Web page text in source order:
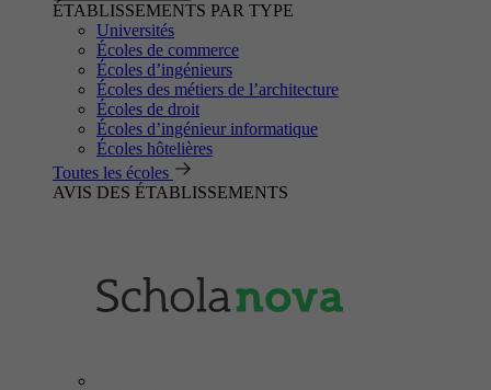
ÉTABLISSEMENTS PAR TYPE
Universités
Écoles de commerce
Écoles d’ingénieurs
Écoles des métiers de l’architecture
Écoles de droit
Écoles d’ingénieur informatique
Écoles hôtelières
Toutes les écoles
AVIS DES ÉTABLISSEMENTS